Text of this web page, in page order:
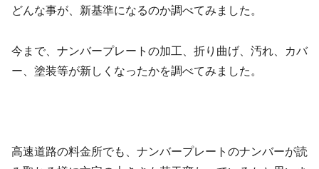
どんな事が、新基準になるのか調べてみました。
今まで、ナンバープレートの加工、折り曲げ、汚れ、カバ
ー、塗装等が新しくなったかを調べてみました。
高速道路の料金所でも、ナンバープレートのナンバーが読